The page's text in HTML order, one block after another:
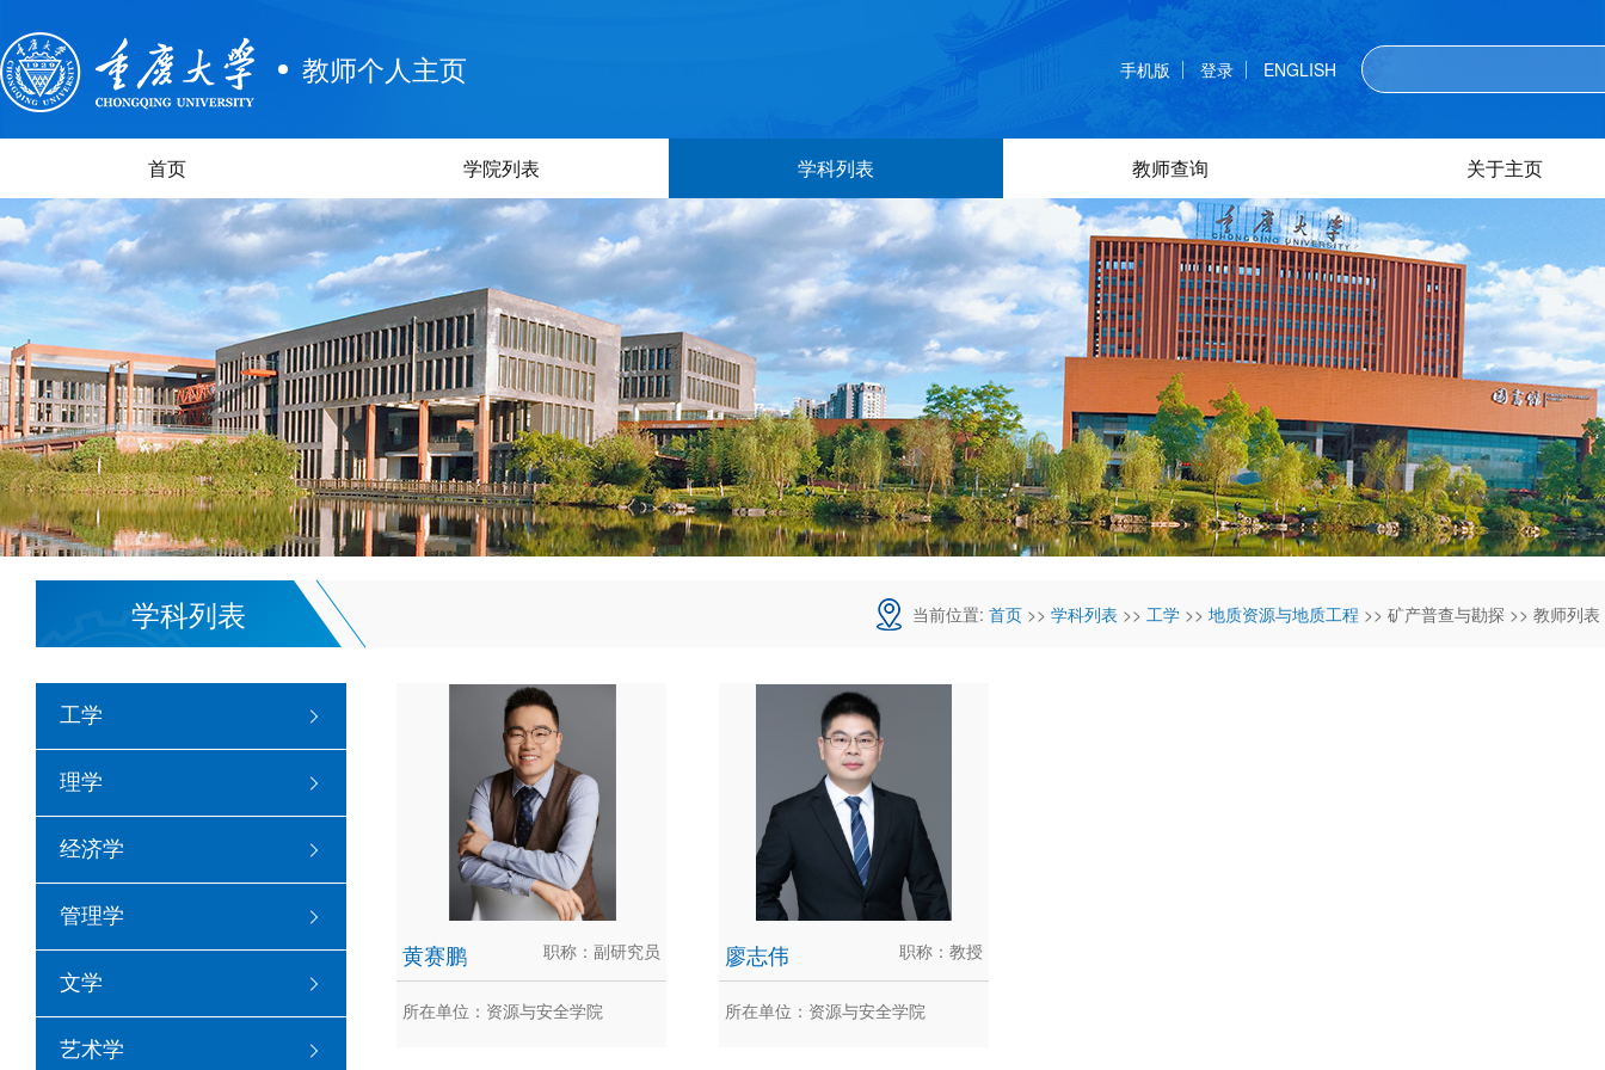
教师个人主页 手机版 登录 ENGLISH
首页 学院列表 学科列表 教师查询 关于主页
学科列表 当前位置: 首页 >> 学科列表 >> 工学 >> 地质资源与地质工程 >> 矿产普查与勘探 >> 教师列表
工学
理学
经济学
管理学
文学
艺术学
黄赛鹏 职称：副研究员
所在单位：资源与安全学院
廖志伟 职称：教授
所在单位：资源与安全学院